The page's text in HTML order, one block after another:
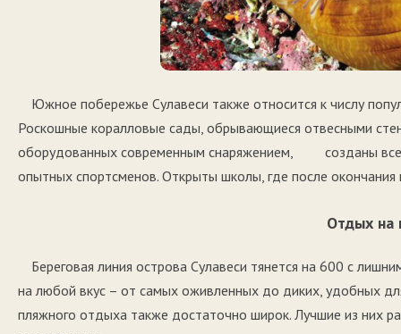
Южное побережье Сулавеси также относится к
Роскошные коралловые сады, обрывающиеся отвесными
оборудованных современным снаряжением, созданы все
опытных спортсменов. Открыты школы, где после
Отдых на
Береговая линия острова Сулавеси тянется на 600 с
на любой вкус – от самых оживленных до диких, удобных
пляжного отдыха также достаточно широк. Лучшие из них